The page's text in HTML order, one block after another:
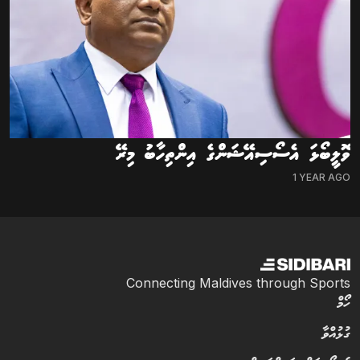
ވޮލީބޯޅަ އެސޯސިއޭޝަންގެ އިންތިހާބު މިރޭ
1 YEAR AGO
Connecting Maldives through Sports
ހޯމް
ގުޅުއްވާ